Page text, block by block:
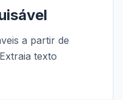
a partir de
texto